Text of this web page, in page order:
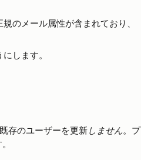
のメール属性が含まれており、
します。
存のユーザーを更新しません。プ